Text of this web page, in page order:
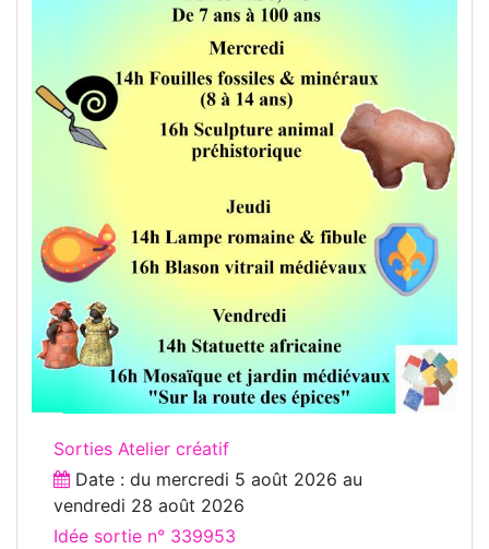
Sorties Atelier créatif
Date : du mercredi 5 août 2026 au
vendredi 28 août 2026
Idée sortie n° 339953